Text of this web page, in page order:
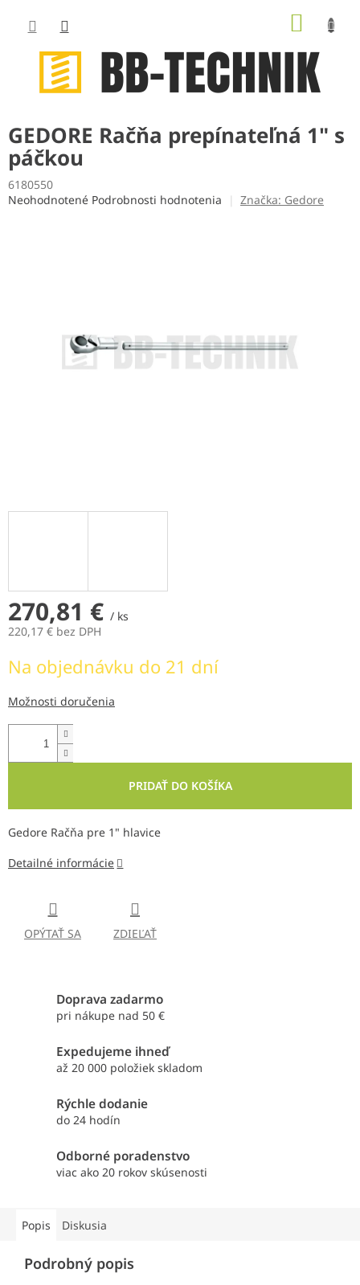
obsah
GEDORE Račňa prepínateľná 1" s
páčkou
6180550
Priemerné
Neohodnotené Podrobnosti hodnotenia Značka: Gedore
270,81 € / ks
220,17 € bez DPH
cena:
Na objednávku do 21 dní
Možnosti doručenia
PRIDAŤ DO KOŠÍKA
Gedore Račňa pre 1" hlavice
Detailné informácie
OPÝTAŤ SA ZDIEĽAŤ
Doprava zadarmo
pri nákupe nad 50 €
Expedujeme ihneď
až 20 000 položiek skladom
Rýchle dodanie
do 24 hodín
Odborné poradenstvo
viac ako 20 rokov skúsenosti
Popis Diskusia
Podrobný popis